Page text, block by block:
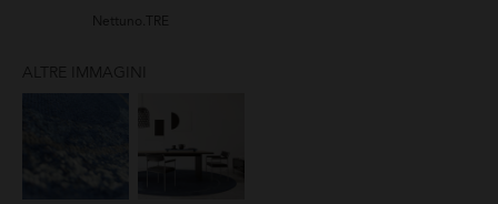
Nettuno.TRE
ALTRE IMMAGINI